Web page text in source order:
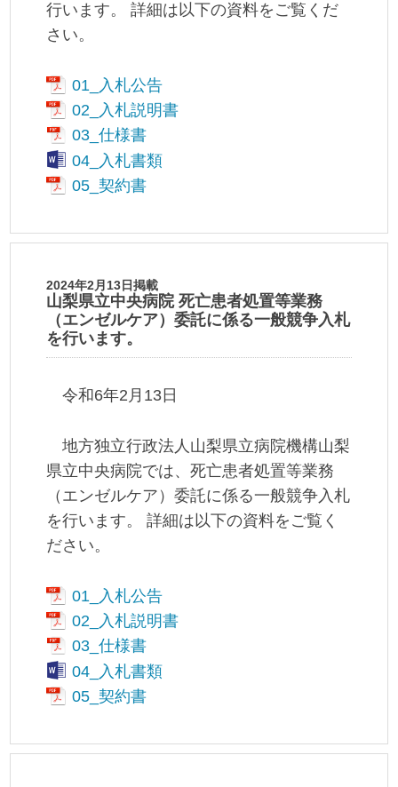
行います。 詳細は以下の資料をご覧くだ
さい。
01_入札公告
02_入札説明書
03_仕様書
04_入札書類
05_契約書
2024年2月13日掲載
山梨県立中央病院 死亡患者処置等業務
（エンゼルケア）委託に係る一般競争入札
を行います。
令和6年2月13日
地方独立行政法人山梨県立病院機構山梨
県立中央病院では、死亡患者処置等業務
（エンゼルケア）委託に係る一般競争入札
を行います。 詳細は以下の資料をご覧く
ださい。
01_入札公告
02_入札説明書
03_仕様書
04_入札書類
05_契約書